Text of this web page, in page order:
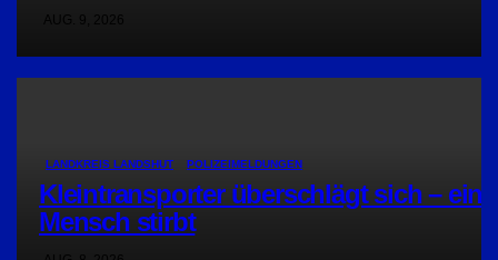
LANDKREIS LANDSHUT POLIZEIMELDUNGEN
Kleintransporter überschlägt sich – ein
Mensch stirbt